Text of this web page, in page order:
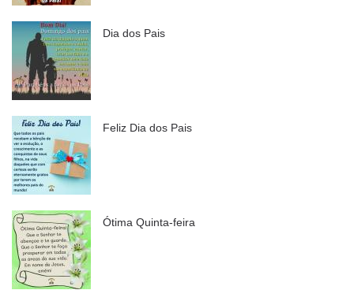
Dia dos Pais
Feliz Dia dos Pais
Ótima Quinta-feira